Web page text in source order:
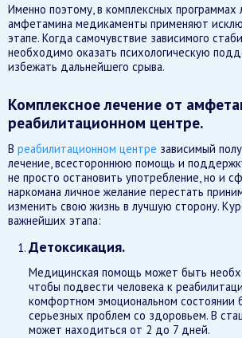
Именно поэтому, в комплексных программах
амфетамина медикаменты применяют
этапе. Когда самочувствие зависимого
необходимо оказать психологическую
избежать дальнейшего срыва.
Комплексное лечение от
реабилитационном центре.
В реабилитационном центре зависимый
лечение, всестороннюю помощь и
не просто остановить употребление, но и
наркомана личное желание перестать
изменить свою жизнь в лучшую сторону.
важнейших этапа:
Детоксикация.
Медицинская помощь может быть
чтобы подвести человека к
комфортном эмоциональном состоянии
серьезных проблем со здоровьем. В
может находиться от 2 до 7 дней.